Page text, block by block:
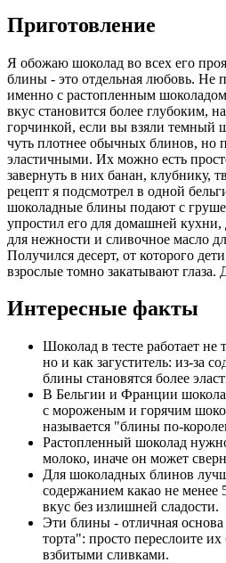
Приготовление
Я обожаю шоколад во всех его
блины - это отдельная любовь. Не
именно с растопленным шоколадом
вкус становится более глубоким,
горчинкой, если вы взяли темный
чуть плотнее обычных блинов, но
эластичными. Их можно есть
завернуть в них банан, клубнику,
рецепт я подсмотрел в одной
шоколадные блины подают с
упростил его для домашней
для нежности и сливочное масло
Получился десерт, от которого
взрослые томно закатывают глаза.
Интересные факты
Шоколад в тесте работает не
но и как загуститель: из-за
блины становятся более
В Бельгии и Франции
с мороженым и горячим
называется "блины по-
Растопленный шоколад
молоко, иначе он может
Для шоколадных блинов
содержанием какао не
вкус без излишней сладости.
Эти блины - отличная
торта": просто переслоите
взбитыми сливками.